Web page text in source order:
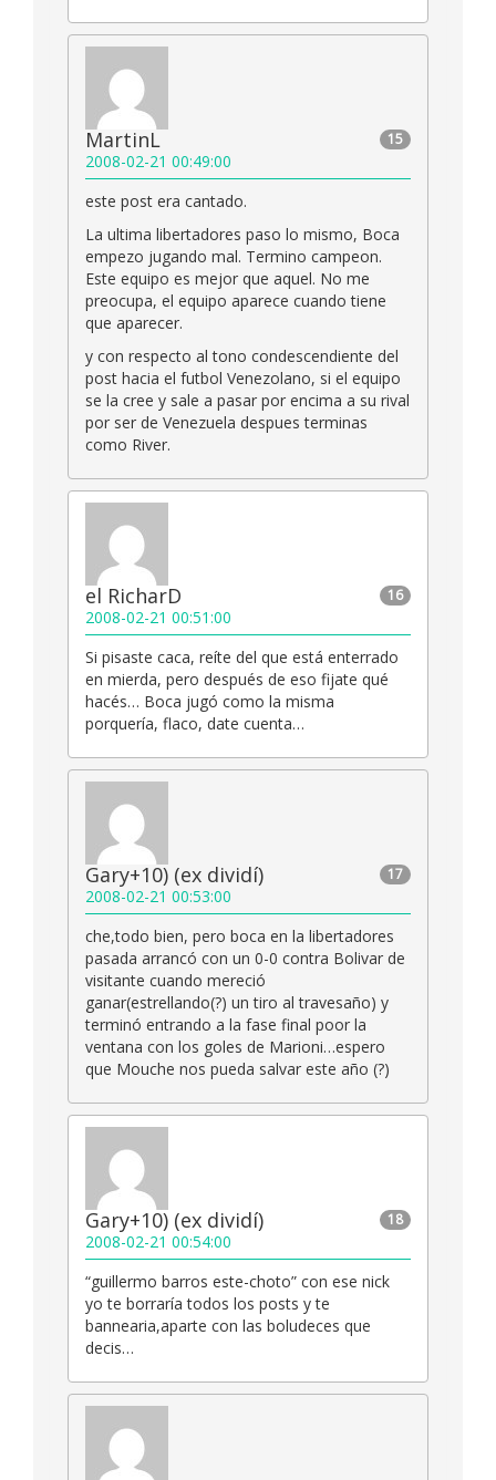
15
MartinL
2008-02-21 00:49:00
este post era cantado.
La ultima libertadores paso lo mismo, Boca
empezo jugando mal. Termino campeon.
Este equipo es mejor que aquel. No me
preocupa, el equipo aparece cuando tiene
que aparecer.
y con respecto al tono condescendiente del
post hacia el futbol Venezolano, si el equipo
se la cree y sale a pasar por encima a su rival
por ser de Venezuela despues terminas
como River.
16
el RicharD
2008-02-21 00:51:00
Si pisaste caca, reíte del que está enterrado
en mierda, pero después de eso fijate qué
hacés… Boca jugó como la misma
porquería, flaco, date cuenta…
17
Gary+10) (ex dividí)
2008-02-21 00:53:00
che,todo bien, pero boca en la libertadores
pasada arrancó con un 0-0 contra Bolivar de
visitante cuando mereció
ganar(estrellando(?) un tiro al travesaño) y
terminó entrando a la fase final poor la
ventana con los goles de Marioni…espero
que Mouche nos pueda salvar este año (?)
18
Gary+10) (ex dividí)
2008-02-21 00:54:00
“guillermo barros este-choto” con ese nick
yo te borraría todos los posts y te
bannearia,aparte con las boludeces que
decis…